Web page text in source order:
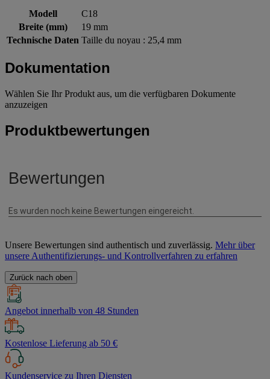
Modell
C18
Breite (mm)
19 mm
Technische Daten Taille du noyau : 25,4 mm
Dokumentation
Wählen Sie Ihr Produkt aus, um die verfügbaren Dokumente
anzuzeigen
Produktbewertungen
Unsere Bewertungen sind authentisch und zuverlässig. Mehr über
unsere Authentifizierungs- und Kontrollverfahren zu erfahren
Zurück nach oben
Angebot innerhalb von 48 Stunden
Kostenlose Lieferung ab 50 €
Kundenservice zu Ihren Diensten